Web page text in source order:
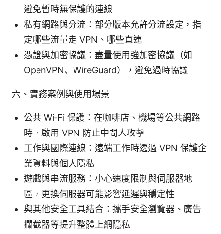
避免暫時無保護的連線
私有網路與分流：部分版本允許分流設定，指
定哪些流量走 VPN、哪些直連
憑證與加密協議：盡量使用強加密協議（如
OpenVPN、WireGuard），避免過時協議
六、實務案例與使用場景
公共 Wi‑Fi 保護：在咖啡店、機場等公共網路
時，啟用 VPN 防止中間人攻擊
工作與國際連線：遠端工作時透過 VPN 保護企
業資料與個人隱私
遊戲與串流服務：小心速度限制與伺服器地
區，更換伺服器可能影響延遲與穩定性
與其他安全工具結合：攜手安全瀏覽器、廣告
攔截器等提升整體上網隱私